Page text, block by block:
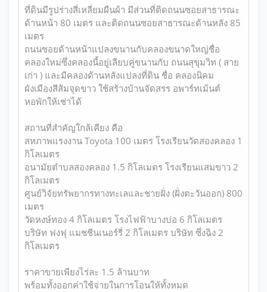
ที่ดินมีรูปร่างสี่เหลี่ยมผืนผ้า มีส่วนที่ติดถนนซอยสาธารณะ
ด้านหน้า 80 เมตร และติดถนนซอยสาธารณะด้านหลัง 85
เมตร
ถนนซอยด้านหน้าแปลงขนานกับคลองขนาดใหญ่ชื่อ
คลองใหม่ซึ่งคลองนี้อยู่เลียบคู่ขนานกับ ถนนสุขุมวิท ( สาย
เก่า ) และมีคลองด้านหลังแปลงที่ดิน ชื่อ คลองนิคม
ผังเมืองสีส้มจุดขาว ใช้สร้างบ้านจัดสรร อพาร์ทเม้นต์
หอพักให้เช่าได้
สถานที่สำคัญใกล้เคียง คือ
สหภาพแรงงาน Toyota 100 เมตร โรงเรียนวัดสองคลอง 1
กิโลเมตร
อนามัยตำบลสองคลอง 1.5 กิโลเมตร โรงเรียนแสมขาว 2
กิโลเมตร
ศูนย์วิจัยทรัพยากรทางทะเลและชายฝั่ง (ฝั่งตะวันออก) 800
เมตร
วัดหงษ์ทอง 4 กิโลเมตร โรงไฟฟ้าบางบ่อ 6 กิโลเมตร
บริษัท ฟงฟุ แมชชีนเนอร์รี่ 2 กิโลเมตร บริษัท ซึ่งฉิง 2
กิโลเมตร
ราคาขายเพียงไร่ละ 1.5 ล้านบาท
พร้อมทั้งออกค่าใช้จ่ายในการโอนให้ทั้งหมด